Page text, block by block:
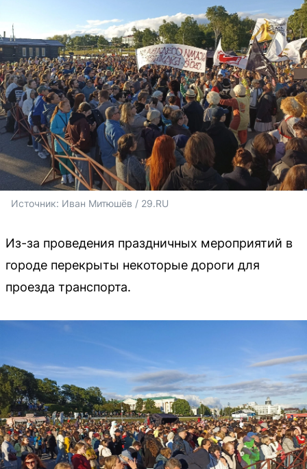
Источник: Иван Митюшёв / 29.RU
Из-за проведения праздничных мероприятий в
городе перекрыты некоторые дороги для
проезда транспорта.